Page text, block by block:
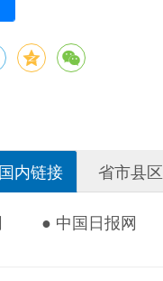
国内链接 省市县区
● 中国日报网